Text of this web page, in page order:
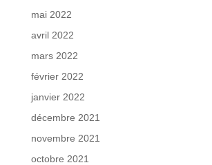
mai 2022
avril 2022
mars 2022
février 2022
janvier 2022
décembre 2021
novembre 2021
octobre 2021